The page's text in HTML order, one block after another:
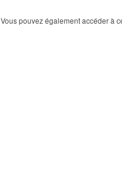
Vous pouvez également accéder à